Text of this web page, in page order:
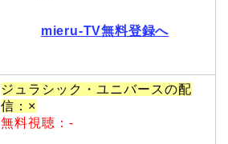
mieru-TV無料登録へ
ジュラシック・ユニバースの配
信：×
無料視聴：-